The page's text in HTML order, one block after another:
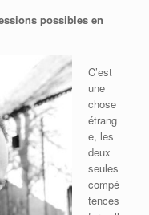
possibles en
C’est
une
chose
étrang
e, les
deux
seules
compé
tences